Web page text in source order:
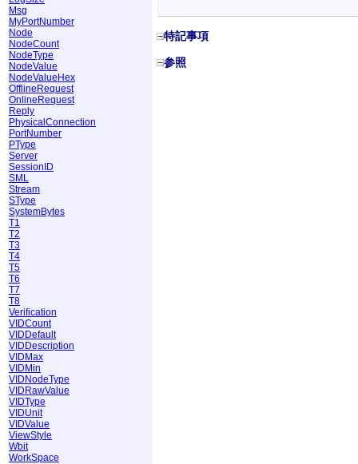
Msg
MyPortNumber
Node
NodeCount
NodeType
NodeValue
NodeValueHex
OfflineRequest
OnlineRequest
Reply
PhysicalConnection
PortNumber
PType
Server
SessionID
SML
Stream
SType
SystemBytes
T1
T2
T3
T4
T5
T6
T7
T8
Verification
VIDCount
VIDDefault
VIDDescription
VIDMax
VIDMin
VIDNodeType
VIDRawValue
VIDType
VIDUnit
VIDValue
ViewStyle
Wbit
WorkSpace
特記事項
参照